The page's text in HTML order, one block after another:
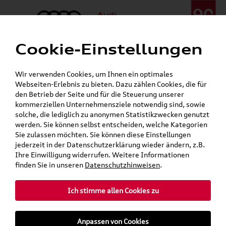
Menü
24h-Pannenhilfe:+49 (0)171 / 870 72 87
Gerade geschlossen
Verkauf:
Mo. - Fr. 08:00 - 19:00 Uhr Sa. 09:00 - 13:00 Uhr
Service:Mo. - Fr. 06:00 - 20:00 Uhr Sa. 08:00 - 13:00 Uhr
teilen Twitter Instagram WhatsApp E-Mail
» »
Cookie-Einstellungen
Wir verwenden Cookies, um Ihnen ein optimales
Webseiten-Erlebnis zu bieten. Dazu zählen Cookies, die für
den Betrieb der Seite und für die Steuerung unserer
kommerziellen Unternehmensziele notwendig sind, sowie
solche, die lediglich zu anonymen Statistikzwecken genutzt
werden. Sie können selbst entscheiden, welche Kategorien
Sie zulassen möchten. Sie können diese Einstellungen
jederzeit in der Datenschutzerklärung wieder ändern, z.B.
Ihre Einwilligung widerrufen. Weitere Informationen
finden Sie in unseren Datenschutzhinweisen.
Ich stimme allen Cookies zu
Anpassen von Cookies